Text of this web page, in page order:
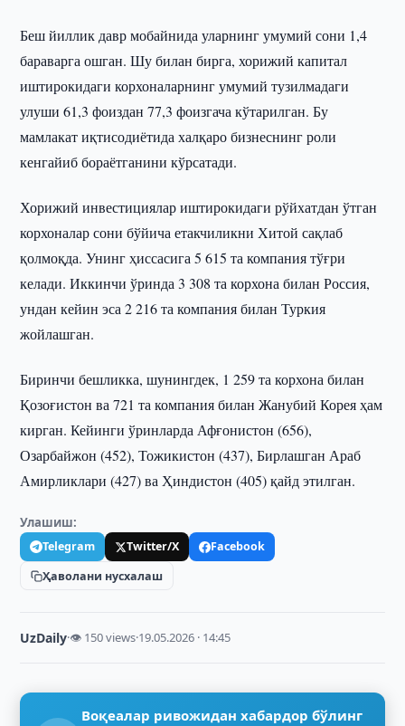
Беш йиллик давр мобайнида уларнинг умумий сони 1,4
бараварга ошган. Шу билан бирга, хорижий капитал
иштирокидаги корхоналарнинг умумий тузилмадаги
улуши 61,3 фоиздан 77,3 фоизгача кўтарилган. Бу
мамлакат иқтисодиётида халқаро бизнеснинг роли
кенгайиб бораётганини кўрсатади.
Хорижий инвестициялар иштирокидаги рўйхатдан ўтган
корхоналар сони бўйича етакчиликни Хитой сақлаб
қолмоқда. Унинг ҳиссасига 5 615 та компания тўғри
келади. Иккинчи ўринда 3 308 та корхона билан Россия,
ундан кейин эса 2 216 та компания билан Туркия
жойлашган.
Биринчи бешликка, шунингдек, 1 259 та корхона билан
Қозоғистон ва 721 та компания билан Жанубий Корея ҳам
кирган. Кейинги ўринларда Афғонистон (656),
Озарбайжон (452), Тожикистон (437), Бирлашган Араб
Амирликлари (427) ва Ҳиндистон (405) қайд этилган.
Улашиш:
Telegram Twitter/X
Facebook
Ҳаволани нусхалаш
UzDaily·👁 150 views·19.05.2026 · 14:45
Воқеалар ривожидан хабардор бўлинг